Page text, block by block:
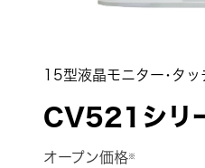
15型液晶モニター･タッ
CV521シリ
オープン価格※